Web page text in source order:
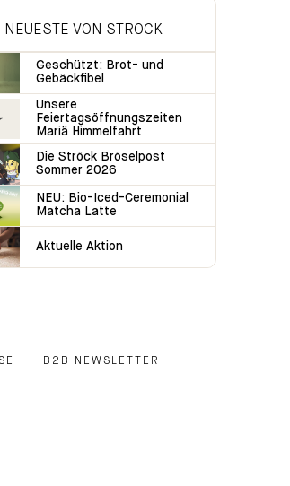
NEUESTE VON STRÖCK
Geschützt: Brot- und
Gebäckfibel
Unsere
Feiertagsöffnungszeiten
Mariä Himmelfahrt
Die Ströck Bröselpost
Sommer 2026
NEU: Bio-Iced-Ceremonial
Matcha Latte
Aktuelle Aktion
B2B NEWSLETTER